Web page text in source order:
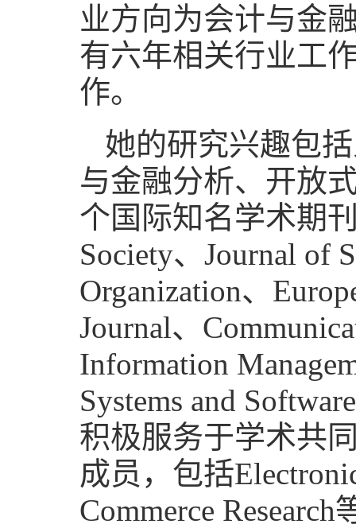
业方向为会计与金
有六年相关行业工
作。
她的研究兴趣包
与金融分析、开放
个国际知名学术期
Society、Journal of
Organization、
Journal、
Information
Systems and
积极服务于学术共
成员，包括
Commerce